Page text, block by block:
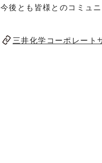
今後とも皆様とのコミュ
三井化学コーポレート